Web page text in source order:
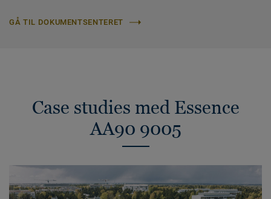
GÅ TIL DOKUMENTSENTERET
Case studies med Essence
AA90 9005